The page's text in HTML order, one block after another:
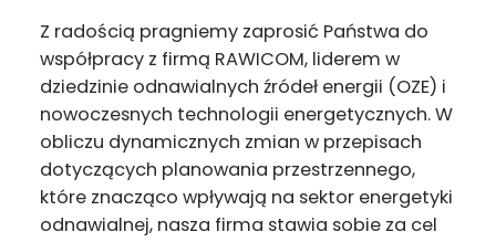
Z radością pragniemy zaprosić Państwa do
współpracy z firmą RAWICOM, liderem w
dziedzinie odnawialnych źródeł energii (OZE) i
nowoczesnych technologii energetycznych. W
obliczu dynamicznych zmian w przepisach
dotyczących planowania przestrzennego,
które znacząco wpływają na sektor energetyki
odnawialnej, nasza firma stawia sobie za cel